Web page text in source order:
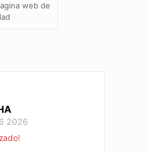
web de
2026